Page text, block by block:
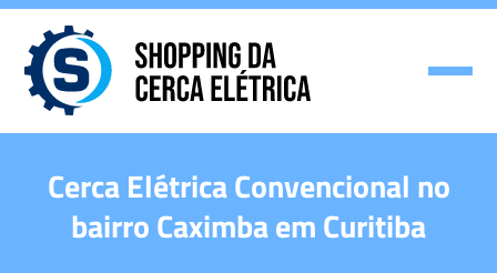
Cerca Elétrica Convencional no
bairro Caximba em Curitiba